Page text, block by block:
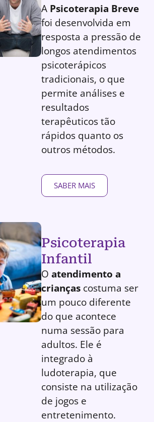
A Psicoterapia Breve
foi desenvolvida em
resposta a pressão de
longos atendimentos
psicoterápicos
tradicionais, o que
permite análises e
resultados
terapêuticos tão
rápidos quanto os
outros métodos.
SABER MAIS
Psicoterapia
Infantil
O atendimento a
crianças costuma ser
um pouco diferente
do que acontece
numa sessão para
adultos. Ele é
integrado à
ludoterapia, que
consiste na utilização
de jogos e
entretenimento.